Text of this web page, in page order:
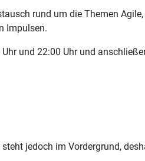
rund um die Themen
Impulsen.
und 22:00 Uhr und
jedoch im Vordergrund,